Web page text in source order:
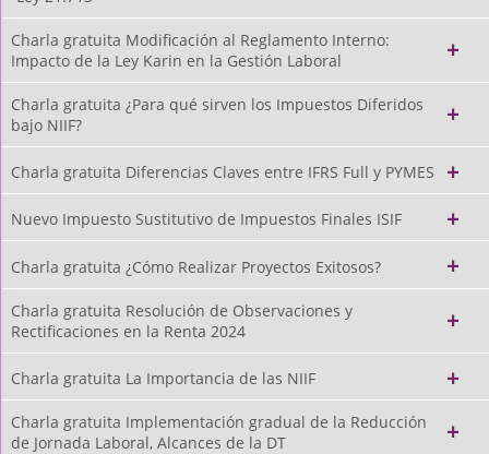
Charla gratuita Modificación al Reglamento Interno:
Impacto de la Ley Karin en la Gestión Laboral
Charla gratuita ¿Para qué sirven los Impuestos Diferidos
bajo NIIF?
Charla gratuita Diferencias Claves entre IFRS Full y PYMES
Nuevo Impuesto Sustitutivo de Impuestos Finales ISIF
Charla gratuita ¿Cómo Realizar Proyectos Exitosos?
Charla gratuita Resolución de Observaciones y
Rectificaciones en la Renta 2024
Charla gratuita La Importancia de las NIIF
Charla gratuita Implementación gradual de la Reducción
de Jornada Laboral, Alcances de la DT